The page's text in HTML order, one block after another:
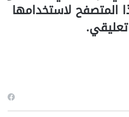
المتصفح لاستخدامها